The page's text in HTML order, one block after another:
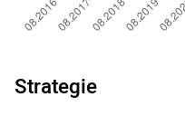
Strategie